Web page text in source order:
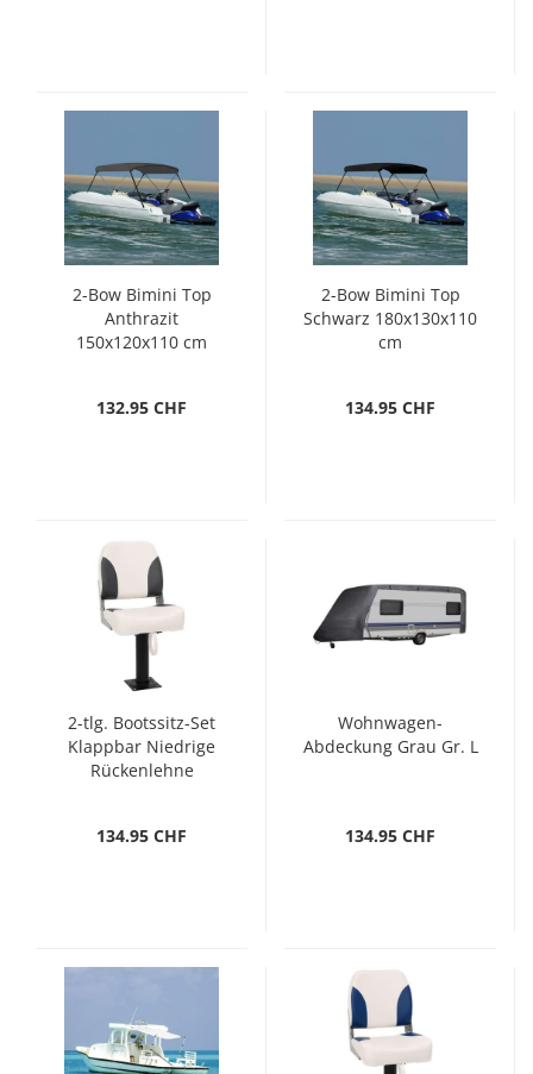
2-Bow Bimini Top
Anthrazit
150x120x110 cm
132.95 CHF
2-Bow Bimini Top
Schwarz 180x130x110
cm
134.95 CHF
2-tlg. Bootssitz-Set
Klappbar Niedrige
Rückenlehne
134.95 CHF
Wohnwagen-
Abdeckung Grau Gr. L
134.95 CHF